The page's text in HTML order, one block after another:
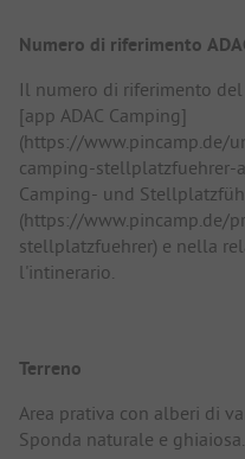
Numero di riferimento
Il numero di riferimento
[app ADAC Camping]
(https://www.pincamp.de/
camping-stellplatzfuehrer-
Camping- und
(https://www.pincamp.de/
stellplatzfuehrer) e nella
l'intinerario.
Terreno
Area prativa con alberi di
Sponda naturale e ghiaiosa.